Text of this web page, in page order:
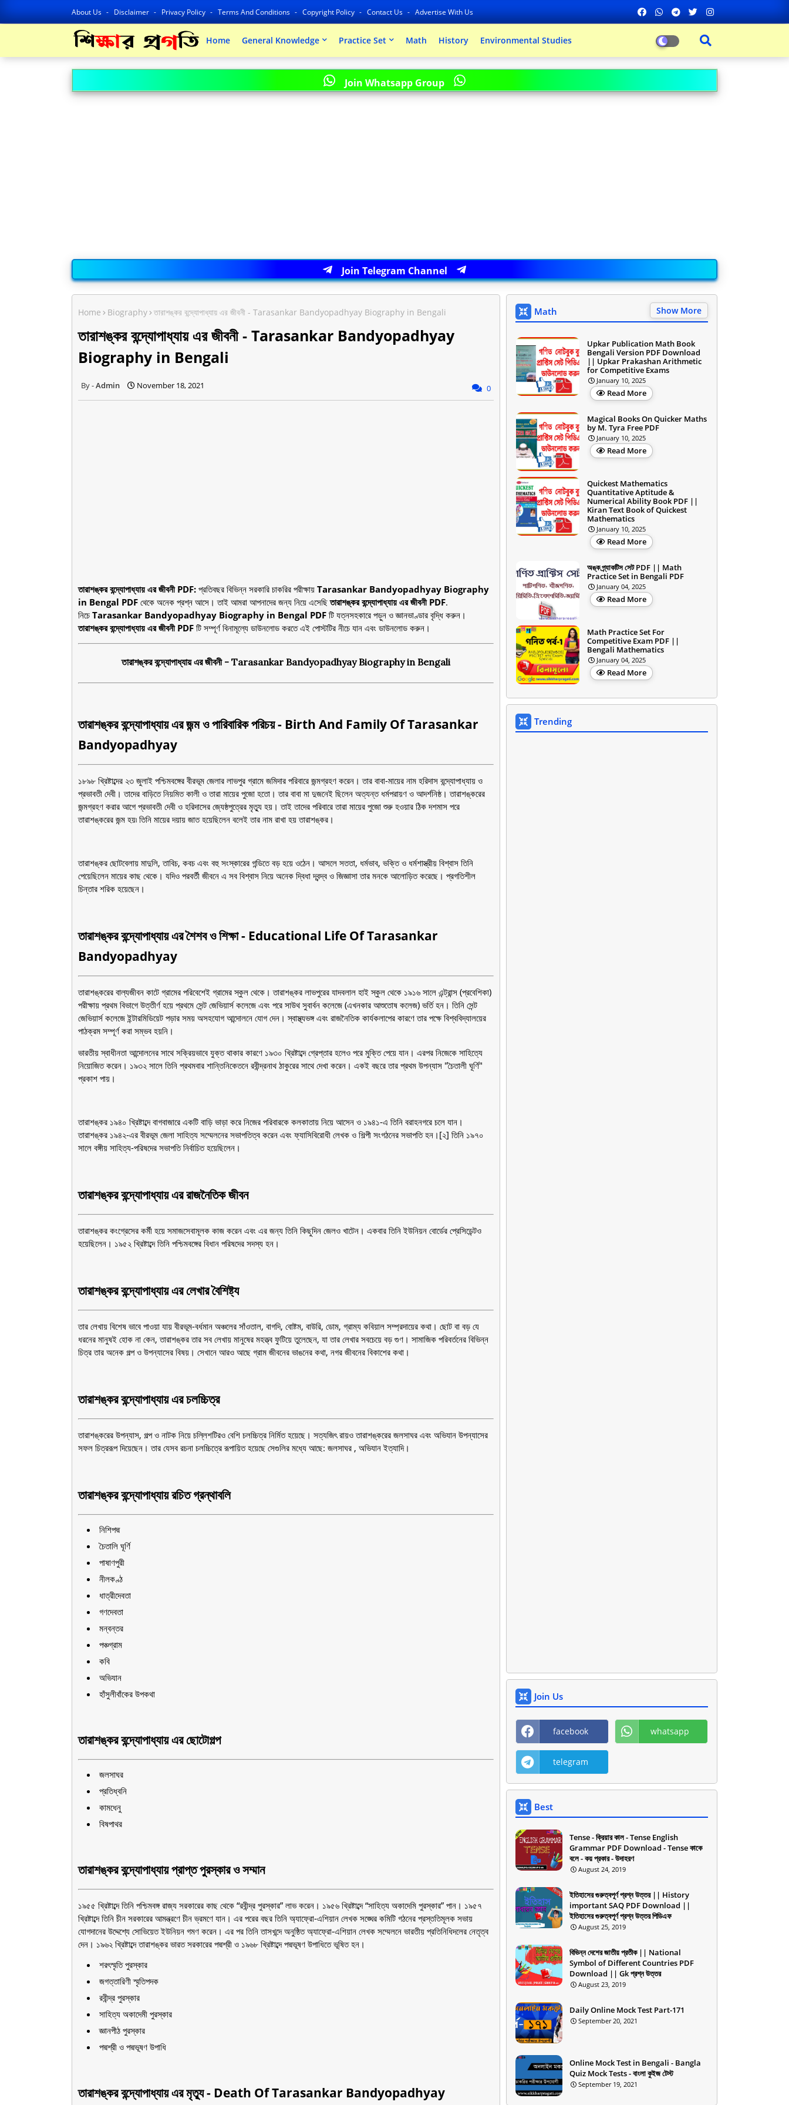
About Us Disclaimer Privacy Policy Terms And Conditions Copyright Policy Contact Us Advertise With Us
Home General Knowledge Practice Set Math History Environmental Studies
Join Whatsapp Group
Join Telegram Channel
Home Biography তারাশঙ্কর বন্দ্যোপাধ্যায় এর জীবনী - Tarasankar Bandyopadhyay Biography in Bengali
তারাশঙ্কর বন্দ্যোপাধ্যায় এর জীবনী - Tarasankar Bandyopadhyay
Biography in Bengali
Admin November 18, 2021 0
তারাশঙ্কর বন্দ্যোপাধ্যায় এর জীবনী PDF: প্রতিবছর বিভিন্ন সরকারি চাকরির পরীক্ষায় Tarasankar Bandyopadhyay Biography
in Bengal PDF থেকে অনেক প্রশ্ন আসে। তাই আমরা আপনাদের জন্য নিয়ে এসেছিতারাশঙ্কর বন্দ্যোপাধ্যায় এর জীবনী PDF.
নিচে Tarasankar Bandyopadhyay Biography in Bengal PDF টি যত্নসহকারে পড়ুন ও জ্ঞানভাণ্ডার বৃদ্ধি করুন।
তারাশঙ্কর বন্দ্যোপাধ্যায় এর জীবনী PDF টি সম্পূর্ণ বিনামূল্যে ডাউনলোড করতে এই পোস্টটির নীচে যান এবং ডাউনলোড করুন।
তারাশঙ্কর বন্দ্যোপাধ্যায় এর জীবনী - Tarasankar Bandyopadhyay Biography in Bengali
তারাশঙ্কর বন্দ্যোপাধ্যায় এর জন্ম ও পারিবারিক পরিচয় - Birth And Family Of Tarasankar
Bandyopadhyay
১৮৯৮ খ্রিষ্টাব্দের ২৩ জুলাই পশ্চিমবঙ্গের বীরভূম জেলার লাভপুর গ্রামে জমিদার পরিবারে জন্মগ্রহণ করেন। তার বাবা-মায়ের নাম হরিদাস বন্দ্যোপাধ্যায় ও
প্রভাবতী দেবী। তাদের বাড়িতে নিয়মিত কালী ও তারা মায়ের পুজো হতো। তার বাবা মা দুজনেই ছিলেন অত্যন্ত ধর্মপরায়ণ ও আদর্শনিষ্ঠ। তারাশঙ্করের
জন্মগ্রহণ করার আগে প্রভাবতী দেবী ও হরিদাসের জ্যেষ্ঠপুত্রের মৃত্যু হয়। তাই তাদের পরিবারে তারা মায়ের পুজো শুরু হওয়ার ঠিক দশমাস পরে
তারাশঙ্করের জন্ম হয়৷ তিনি মায়ের দয়ায় জাত হয়েছিলেন বলেই তার নাম রাখা হয় তারাশঙ্কর।
তারাশঙ্কর ছোটবেলায় মাদুলি, তাবিচ, কবচ এবং বহু সংস্কারের গন্ডিতে বড় হয়ে ওঠেন। আসলে সততা, ধর্মভাব, ভক্তি ও ধর্মশাস্ত্রীয় বিশ্বাস তিনি
পেয়েছিলেন মায়ের কাছ থেকে। যদিও পরবর্তী জীবনে এ সব বিশ্বাস নিয়ে অনেক দ্বিধা দ্বন্দ্ব ও জিজ্ঞাসা তার মনকে আলোড়িত করেছে। প্রগতিশীল
চিন্তার শরিক হয়েছেন।
তারাশঙ্কর বন্দ্যোপাধ্যায় এর শৈশব ও শিক্ষা - Educational Life Of Tarasankar
Bandyopadhyay
তারাশঙ্করের বাল্যজীবন কাটে গ্রামের পরিবেশেই গ্রামের স্কুল থেকে। তারাশঙ্কর লাভপুরের যাদবলাল হাই স্কুল থেকে ১৯১৬ সালে এন্ট্রান্স (প্রবেশিকা)
পরীক্ষায় প্রথম বিভাগে উত্তীর্ণ হয়ে প্রথমে সেন্ট জেভিয়ার্স কলেজে এবং পরে সাউথ সুবার্বন কলেজে (এখনকার আশুতোষ কলেজ) ভর্তি হন। তিনি সেন্ট
জেভিয়ার্স কলেজে ইন্টারমিডিয়েট পড়ার সময় অসহযোগ আন্দোলনে যোগ দেন। স্বাস্থ্যভঙ্গ এবং রাজনৈতিক কার্যকলাপের কারণে তার পক্ষে বিশ্ববিদ্যালয়ের
পাঠক্রম সম্পূর্ণ করা সম্ভব হয়নি।
ভারতীয় স্বাধীনতা আন্দোলনের সাথে সক্রিয়ভাবে যুক্ত থাকার কারণে ১৯৩০ খ্রিষ্টাব্দে গ্রেপ্তার হলেও পরে মুক্তি পেয়ে যান। এরপর নিজেকে সাহিত্যে
নিয়োজিত করেন। ১৯৩২ সালে তিনি প্রথমবার শান্তিনিকেতনে রবীন্দ্রনাথ ঠাকুরের সাথে দেখা করেন। একই বছরে তার প্রথম উপন্যাস "চৈতালী ঘূর্ণি"
প্রকাশ পায়।
তারাশঙ্কর ১৯৪০ খ্রিষ্টাব্দে বাগবাজারে একটি বাড়ি ভাড়া করে নিজের পরিবারকে কলকাতায় নিয়ে আসেন ও ১৯৪১-এ তিনি বরাহনগরে চলে যান।
তারাশঙ্কর ১৯৪২-এর বীরভূম জেলা সাহিত্য সম্মেলনের সভাপতিত্ব করেন এবং ফ্যাসিবিরোধী লেখক ও শিল্পী সংগঠনের সভাপতি হন।[২] তিনি ১৯৭০
সালে বঙ্গীয় সাহিত্য-পরিষদের সভাপতি নির্বাচিত হয়েছিলেন।
তারাশঙ্কর বন্দ্যোপাধ্যায় এর রাজনৈতিক জীবন
তারাশঙ্কর কংগ্রেসের কর্মী হয়ে সমাজসেবামূলক কাজ করেন এবং এর জন্য তিনি কিছুদিন জেলও খাটেন। একবার তিনি ইউনিয়ন বোর্ডের প্রেসিডেন্টও
হয়েছিলেন। ১৯৫২ খ্রিষ্টাব্দে তিনি পশ্চিমবঙ্গের বিধান পরিষদের সদস্য হন।
তারাশঙ্কর বন্দ্যোপাধ্যায় এর লেখার বৈশিষ্ট্য
তার লেখায় বিশেষ ভাবে পাওয়া যায় বীরভূম-বর্ধমান অঞ্চলের সাঁওতাল, বাগদি, বোষ্টম, বাউরি, ডোম, গ্রাম্য কবিয়াল সম্প্রদায়ের কথা। ছোট বা বড় যে
ধরনের মানুষই হোক না কেন, তারাশঙ্কর তার সব লেখায় মানুষের মহত্ত্ব ফুটিয়ে তুলেছেন, যা তার লেখার সবচেয়ে বড় গুণ। সামাজিক পরিবর্তনের বিভিন্ন
চিত্র তার অনেক গল্প ও উপন্যাসের বিষয়। সেখানে আরও আছে গ্রাম জীবনের ভাঙনের কথা, নগর জীবনের বিকাশের কথা।
তারাশঙ্কর বন্দ্যোপাধ্যায় এর চলচ্চিত্র
তারাশঙ্করের উপন্যাস, গল্প ও নাটক নিয়ে চল্লিশটিরও বেশি চলচ্চিত্র নির্মিত হয়েছে। সত্যজিৎ রায়ও তারাশঙ্করের জলসাঘর এবং অভিযান উপন্যাসের
সফল চিত্ররূপ দিয়েছেন। তার যেসব রচনা চলচ্চিত্রে রূপায়িত হয়েছে সেগুলির মধ্যে আছে: জলসাঘর , অভিযান ইত্যাদি।
তারাশঙ্কর বন্দ্যোপাধ্যায় রচিত গ্রন্থাবলি
নিশিপদ্ম
চৈতালি ঘূর্ণি
পাষাণপুরী
নীলকণ্ঠ
ধাত্রীদেবতা
গণদেবতা
মন্বন্তর
পঞ্চগ্রাম
কবি
অভিযান
হাঁসুলীবাঁকের উপকথা
তারাশঙ্কর বন্দ্যোপাধ্যায় এর ছোটোগল্প
জলসাঘর
প্রতিধ্বনি
কামধেনু
বিষপাথর
তারাশঙ্কর বন্দ্যোপাধ্যায় প্রাপ্ত পুরস্কার ও সম্মান
১৯৫৫ খ্রিষ্টাব্দে তিনি পশ্চিমবঙ্গ রাজ্য সরকারের কাছ থেকে “রবীন্দ্র পুরস্কার” লাভ করেন। ১৯৫৬ খ্রিষ্টাব্দে “সাহিত্য অকাদেমি পুরস্কার” পান। ১৯৫৭
খ্রিষ্টাব্দে তিনি চীন সরকারের আমন্ত্রণে চীন ভ্রমণে যান। এর পরের বছর তিনি অ্যাফ্রো-এশিয়ান লেখক সঙ্ঘের কমিটি গঠনের প্রস্ততিমূলক সভায়
যোগদানের উদ্দেশ্যে সোভিয়েত ইউনিয়ন গমণ করেন। এর পর তিনি তাসখন্দে অনুষ্ঠিত অ্যাফ্রো-এশিয়ান লেখক সম্মেলনে ভারতীয় প্রতিনিধিদলের নেতৃত্ব
দেন। ১৯৬২ খ্রিষ্টাব্দে তারাশঙ্কর ভারত সরকারের পদ্মশ্রী ও ১৯৬৮ খ্রিষ্টাব্দে পদ্মভূষণ উপাধিতে ভূষিত হন।
শরৎস্মৃতি পুরস্কার
জগত্তারিণী স্মৃতিপদক
রবীন্দ্র পুরস্কার
সাহিত্য অকাদেমী পুরস্কার
জ্ঞানপীঠ পুরস্কার
পদ্মশ্রী ও পদ্মভূষণ উপাধি
তারাশঙ্কর বন্দ্যোপাধ্যায় এর মৃত্যু - Death Of Tarasankar Bandyopadhyay
Math Show More
Upkar Publication Math Book
Bengali Version PDF Download
|| Upkar Prakashan Arithmetic
for Competitive Exams
January 10, 2025
Read More
Magical Books On Quicker Maths
by M. Tyra Free PDF
January 10, 2025
Read More
Quickest Mathematics
Quantitative Aptitude &
Numerical Ability Book PDF ||
Kiran Text Book of Quickest
Mathematics
January 10, 2025
Read More
অঙ্ক প্র্যাকটিস সেট PDF || Math
Practice Set in Bengali PDF
January 04, 2025
Read More
Math Practice Set For
Competitive Exam PDF ||
Bengali Mathematics
January 04, 2025
Read More
Trending
Join Us
facebook whatsapp
telegram
Best
Tense - ক্রিয়ার কাল - Tense English
Grammar PDF Download - Tense কাকে
বলে - কয় প্রকার - উদাহরণ
August 24, 2019
ইতিহাসের গুরুত্বপূর্ণ প্রশ্ন উত্তর || History
important SAQ PDF Download ||
ইতিহাসের গুরুত্বপূর্ণ প্রশ্ন উত্তর পিডিএফ
August 25, 2019
বিভিন্ন দেশের জাতীয় প্রতীক || National
Symbol of Different Countries PDF
Download || Gk প্রশ্ন উত্তর
August 23, 2019
Daily Online Mock Test Part-171
September 20, 2021
Online Mock Test in Bengali - Bangla
Quiz Mock Tests - বাংলা কুইজ টেস্ট
September 19, 2021